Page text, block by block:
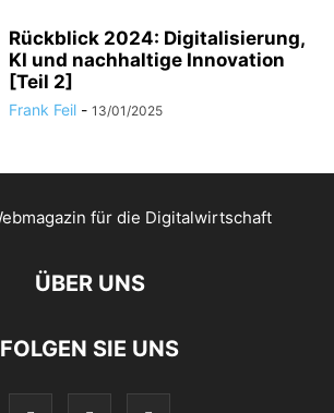
Rückblick 2024: Digitalisierung,
KI und nachhaltige Innovation
[Teil 2]
Frank Feil - 13/01/2025
ÜBER UNS
FOLGEN SIE UNS